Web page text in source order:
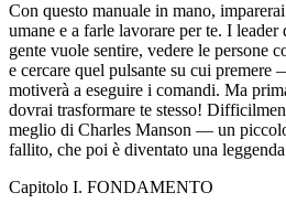
Con questo manuale in mano,
umane e a farle lavorare per te. I
gente vuole sentire, vedere le persone
e cercare quel pulsante su cui premere
motiverà a eseguire i comandi. Ma
dovrai trasformare te stesso!
meglio di Charles Manson — un piccol
fallito, che poi è diventato una
Capitolo I. FONDAMENTO